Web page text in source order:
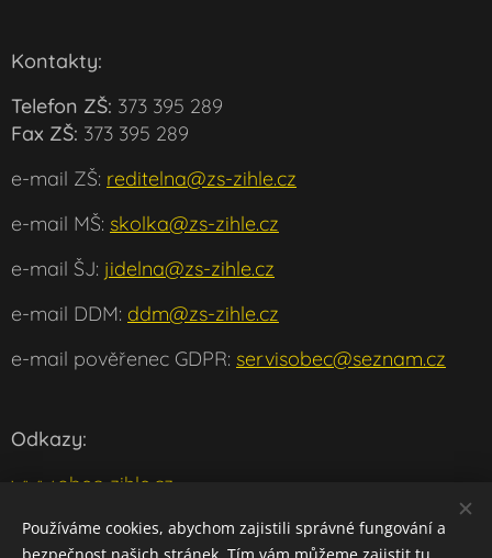
Kontakty:
Telefon ZŠ: 373 395 289
Fax ZŠ: 373 395 289
e-mail ZŠ: reditelna@zs-zihle.cz
e-mail MŠ: skolka@zs-zihle.cz
e-mail ŠJ: jidelna@zs-zihle.cz
e-mail DDM: ddm@zs-zihle.cz
e-mail pověřenec GDPR: servisobec@seznam.cz
Odkazy:
www.obec-zihle.cz
www.msmt.cz
Používáme cookies, abychom zajistili správné fungování a